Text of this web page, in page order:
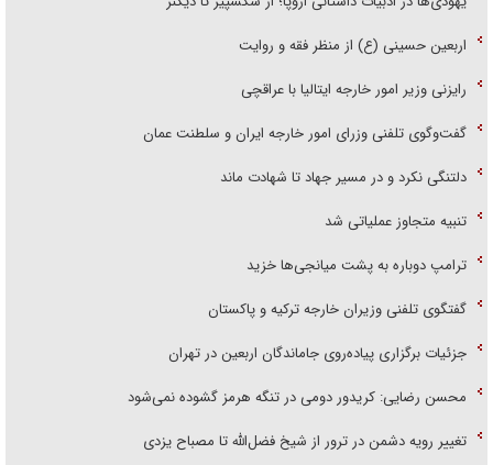
اربعین حسینی (ع) از منظر فقه و روایت
رایزنی وزیر امور خارجه ایتالیا با عراقچی
گفت‌وگوی تلفنی وزرای امور خارجه ایران و سلطنت عمان
دلتنگی نکرد و در مسیر جهاد تا شهادت ماند
تنبیه متجاوز عملیاتی شد
ترامپ دوباره به پشت میانجی‌ها خزید
گفتگوی تلفنی وزیران خارجه ترکیه و پاکستان
جزئیات برگزاری پیاده‌روی جاماندگان اربعین در تهران
محسن رضایی: کریدور دومی در تنگه هرمز گشوده نمی‌شود
تغییر رویه دشمن در ترور از شیخ فضل‌الله تا مصباح یزدی